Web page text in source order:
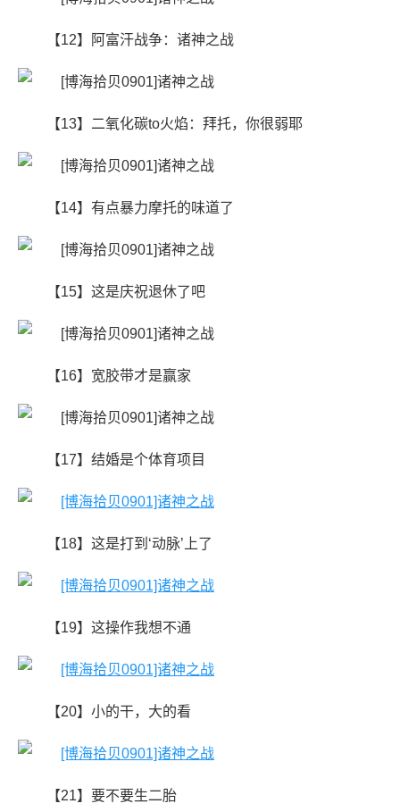
【12】阿富汗战争：诸神之战
【13】二氧化碳to火焰：拜托，你很弱耶
【14】有点暴力摩托的味道了
【15】这是庆祝退休了吧
【16】宽胶带才是赢家
【17】结婚是个体育项目
【18】这是打到‘动脉’上了
【19】这操作我想不通
【20】小的干，大的看
【21】要不要生二胎